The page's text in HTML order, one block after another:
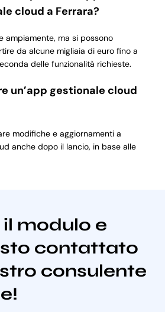
cloud a Ferrara?
ampiamente, ma si possono
da alcune migliaia di euro fino a
delle funzionalità richieste.
un’app gestionale cloud
modifiche e aggiornamenti a
anche dopo il lancio, in base alle
modulo e
contattato
consulente